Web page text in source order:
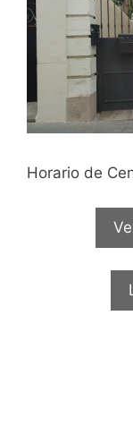
Horario de